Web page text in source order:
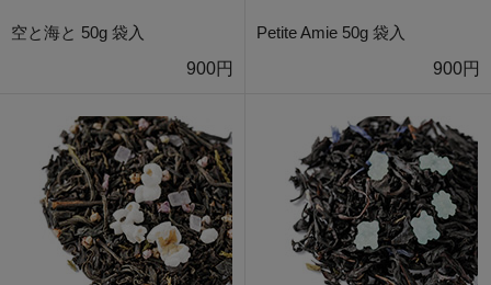
空と海と 50g 袋入
900円
Petite Amie 50g 袋入
900円